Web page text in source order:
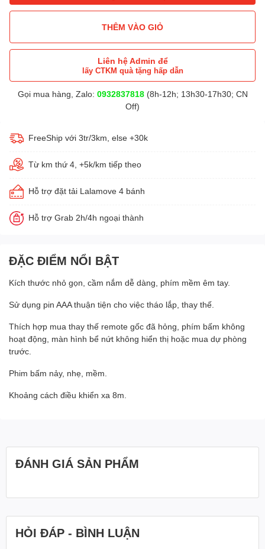
THÊM VÀO GIỎ
Liên hệ Admin để
lấy CTKM quà tặng hấp dẫn
Gọi mua hàng, Zalo: 0932837818(8h-12h; 13h30-17h30; CN
Off)
FreeShip với 3tr/3km, else +30k
Từ km thứ 4, +5k/km tiếp theo
Hỗ trợ đặt tải Lalamove 4 bánh
Hỗ trợ Grab 2h/4h ngoại thành
ĐẶC ĐIỂM NỔI BẬT
Kích thước nhỏ gọn, cầm nắm dễ dàng, phím mềm êm tay.
Sử dụng pin AAA thuận tiện cho việc tháo lắp, thay thế.
Thích hợp mua thay thế remote gốc đã hỏng, phím bấm không
hoạt động, màn hình bể nứt không hiển thị hoặc mua dự phòng
trước.
Phim bấm nảy, nhẹ, mềm.
Khoảng cách điều khiển xa 8m.
ĐÁNH GIÁ SẢN PHẨM
HỎI ĐÁP - BÌNH LUẬN